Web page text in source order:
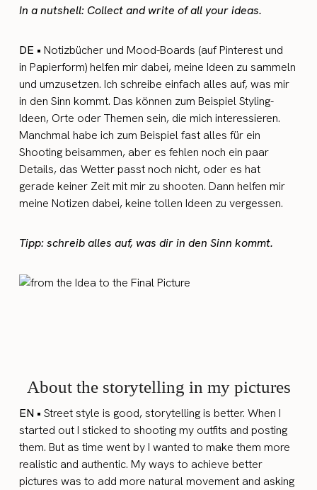
In a nutshell: Collect and write of all your ideas.
DE •Notizbücher und Mood-Boards (auf Pinterest und
in Papierform) helfen mir dabei, meine Ideen zu sammeln
und umzusetzen. Ich schreibe einfach alles auf, was mir
in den Sinn kommt. Das können zum Beispiel Styling-
Ideen, Orte oder Themen sein, die mich interessieren.
Manchmal habe ich zum Beispiel fast alles für ein
Shooting beisammen, aber es fehlen noch ein paar
Details, das Wetter passt noch nicht, oder es hat
gerade keiner Zeit mit mir zu shooten. Dann helfen mir
meine Notizen dabei, keine tollen Ideen zu vergessen.
Tipp: schreib alles auf, was dir in den Sinn kommt.
About the storytelling in my pictures
EN •Street style is good, storytelling is better. When I
started out I sticked to shooting my outfits and posting
them. But as time went by I wanted to make them more
realistic and authentic. My ways to achieve better
pictures was to add more natural movement and asking